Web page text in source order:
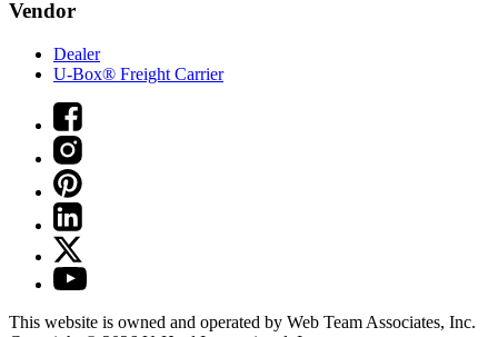
Vendor
Dealer
U-Box® Freight Carrier
This website is owned and operated by Web Team Associates, Inc.